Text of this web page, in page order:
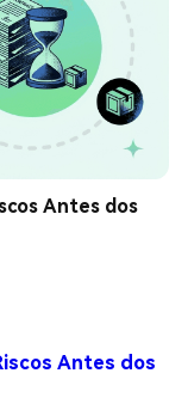
Antes dos
Antes dos